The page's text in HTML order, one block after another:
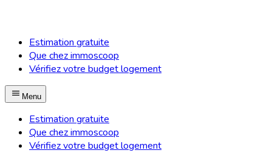
Estimation gratuite
Que chez immoscoop
Vérifiez votre budget logement
Menu
Estimation gratuite
Que chez immoscoop
Vérifiez votre budget logement